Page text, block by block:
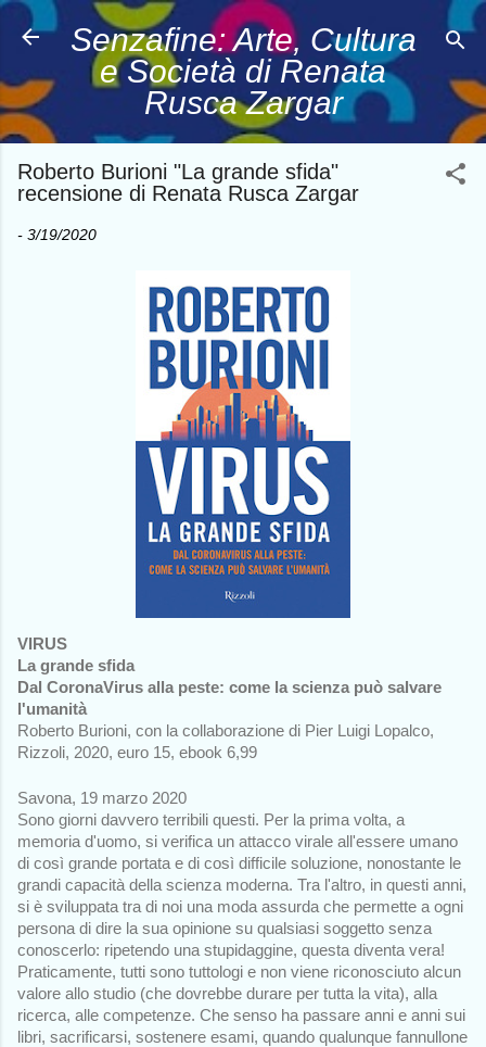
Passa ai contenuti principali
Senzafine: Arte, Cultura
e Società di Renata
Rusca Zargar
Roberto Burioni "La grande sfida"
recensione di Renata Rusca Zargar
- 3/19/2020
VIRUS
La grande sfida
Dal CoronaVirus alla peste: come la scienza può salvare
l'umanità
Roberto Burioni, con la collaborazione di Pier Luigi Lopalco,
Rizzoli, 2020, euro 15, ebook 6,99
Savona, 19 marzo 2020
Sono giorni davvero terribili questi. Per la prima volta, a
memoria d'uomo, si verifica un attacco virale all'essere umano
di così grande portata e di così difficile soluzione, nonostante le
grandi capacità della scienza moderna. Tra l'altro, in questi anni,
si è sviluppata tra di noi una moda assurda che permette a ogni
persona di dire la sua opinione su qualsiasi soggetto senza
conoscerlo: ripetendo una stupidaggine, questa diventa vera!
Praticamente, tutti sono tuttologi e non viene riconosciuto alcun
valore allo studio (che dovrebbe durare per tutta la vita), alla
ricerca, alle competenze. Che senso ha passare anni e anni sui
libri, sacrificarsi, sostenere esami, quando qualunque fannullone